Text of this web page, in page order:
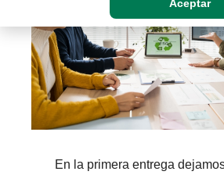
Aceptar
En la primera entrega